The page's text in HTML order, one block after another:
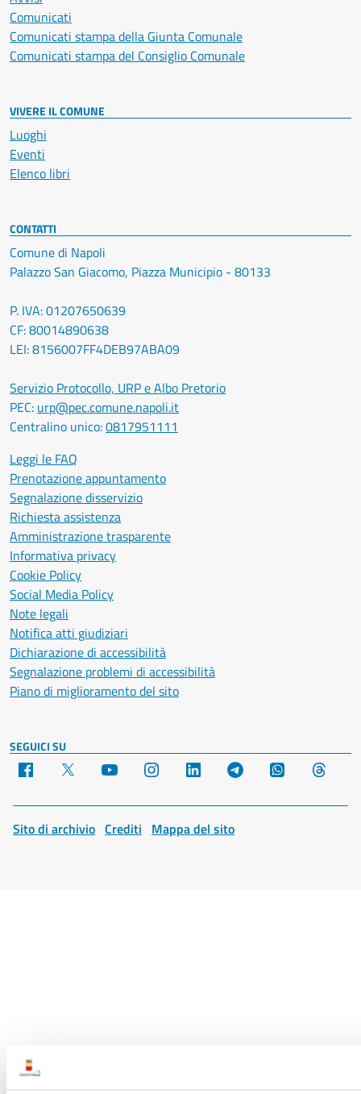
Comunicati
Comunicati stampa della Giunta Comunale
Comunicati stampa del Consiglio Comunale
VIVERE IL COMUNE
Luoghi
Eventi
Elenco libri
CONTATTI
Comune di Napoli
Palazzo San Giacomo, Piazza Municipio - 80133
P. IVA: 01207650639
CF: 80014890638
LEI: 8156007FF4DEB97ABA09
Servizio Protocollo, URP e Albo Pretorio
PEC: urp@pec.comune.napoli.it
Centralino unico:0817951111
Leggi le FAQ
Prenotazione appuntamento
Segnalazione disservizio
Richiesta assistenza
Amministrazione trasparente
Informativa privacy
Cookie Policy
Social Media Policy
Note legali
Notifica atti giudiziari
Dichiarazione di accessibilità
Segnalazione problemi di accessibilità
Piano di miglioramento del sito
SEGUICI SU
Facebook YouTube Instagram LinkedIn Telegram WhatsApp
Sito di archivio Crediti Mappa del sito